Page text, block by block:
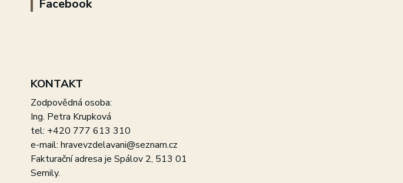
Facebook
KONTAKT
Zodpovědná osoba:
Ing. Petra Krupková
tel: +420 777 613 310
e-mail: hravevzdelavani@seznam.cz
Fakturační adresa je Spálov 2, 513 01
Semily.